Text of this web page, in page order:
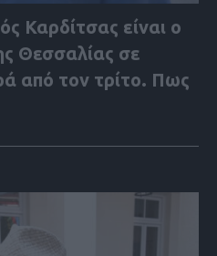
Καρδίτσας είναι ο
Θεσσαλίας σε
από τον τρίτο. Πως